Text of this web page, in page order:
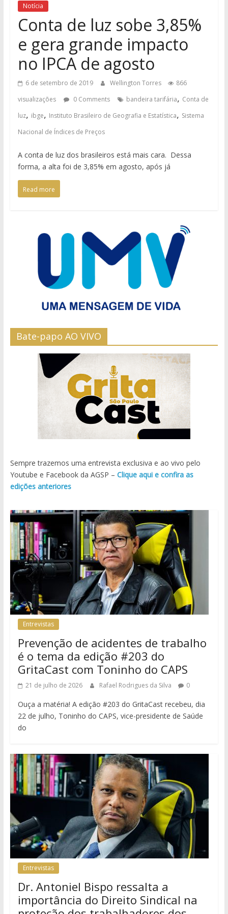
Notícia
Conta de luz sobe 3,85%
e gera grande impacto
no IPCA de agosto
6 de setembro de 2019 Wellington Torres
866
visualizações
0 Comments bandeira tarifária, Conta de
luz, ibge, Instituto Brasileiro de Geografia e Estatística, Sistema
Nacional de Índices de Preços
A conta de luz dos brasileiros está mais cara. Dessa
forma, a alta foi de 3,85% em agosto, após já
Read more
Bate-papo AO VIVO
Sempre trazemos uma entrevista exclusiva e ao vivo pelo
Youtube e Facebook da AGSP – Clique aqui e confira as
edições anteriores
Entrevistas
Prevenção de acidentes de trabalho
é o tema da edição #203 do
GritaCast com Toninho do CAPS
21 de julho de 2026 Rafael Rodrigues da Silva 0
Ouça a matéria! A edição #203 do GritaCast recebeu, dia
22 de julho, Toninho do CAPS, vice-presidente de Saúde
do
Entrevistas
Dr. Antoniel Bispo ressalta a
importância do Direito Sindical na